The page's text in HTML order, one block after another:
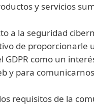
y servicios
a la seguridad
de
como un
y para
requisitos de la